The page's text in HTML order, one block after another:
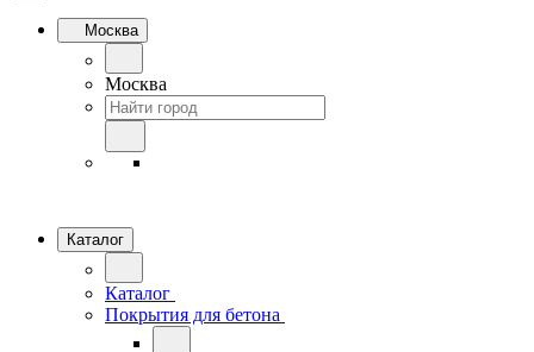
Москва
Москва
Каталог
Каталог
Покрытия для бетона